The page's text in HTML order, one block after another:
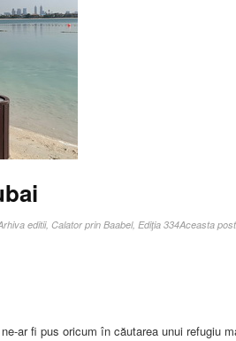
editii,Calator prin Baabel,Ediţia 334Aceasta
ar fi pus oricum în căutarea unui refugiu